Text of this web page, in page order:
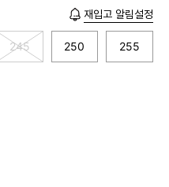
재입고 알림설정
245 250 255